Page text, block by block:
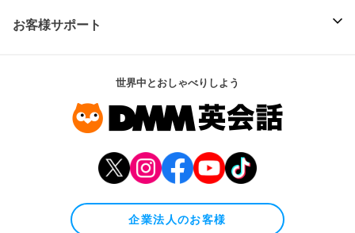
お客様サポート
世界中とおしゃべりしよう
企業法人のお客様